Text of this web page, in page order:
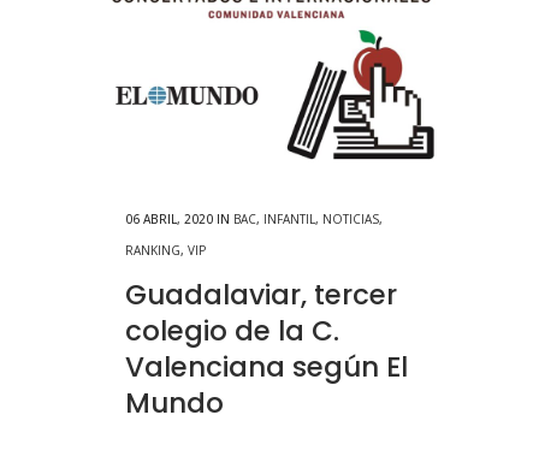
06 ABRIL, 2020 IN BAC, INFANTIL, NOTICIAS,
RANKING, VIP
Guadalaviar, tercer
colegio de la C.
Valenciana según El
Mundo